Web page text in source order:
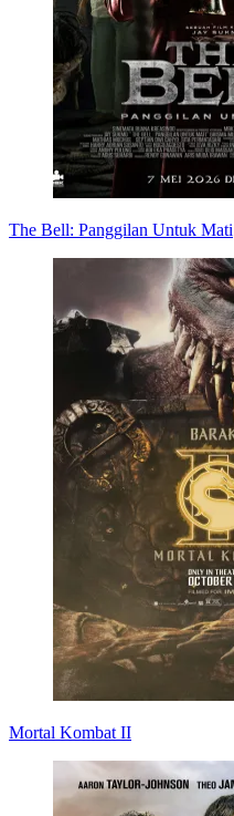
The Bell: Panggilan Untuk Mati
Mortal Kombat II